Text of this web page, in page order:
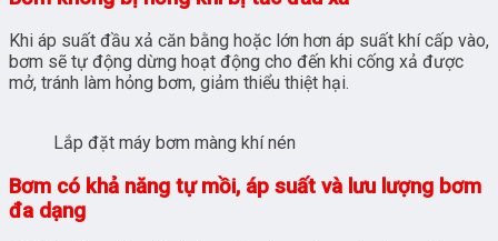
Khi áp suất đầu xả căn bằng hoặc lớn hơn áp suất khí cấp vào,
bơm sẽ tự động dừng hoạt động cho đến khi cống xả được
mở, tránh làm hỏng bơm, giảm thiểu thiệt hại.
Lắp đặt máy bơm màng khí nén
Bơm có khả năng tự mồi, áp suất và lưu lượng bơm
đa dạng